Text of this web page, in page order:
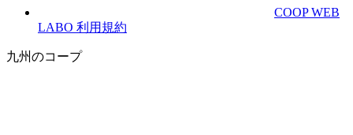
COOP WEB
LABO 利用規約
九州のコープ